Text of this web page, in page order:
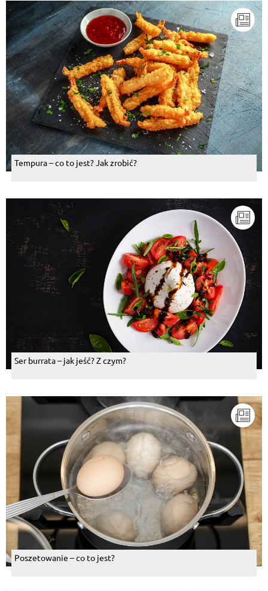
Tempura – co to jest? Jak zrobić?
Ser burrata – jak jeść? Z czym?
Poszetowanie – co to jest?